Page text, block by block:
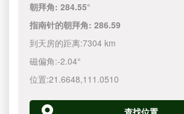
朝拜角:284.55°
指南针的朝拜角:286.59
到天房的距离:7304 km
磁偏角:-2.04°
位置:21.6648,111.0510